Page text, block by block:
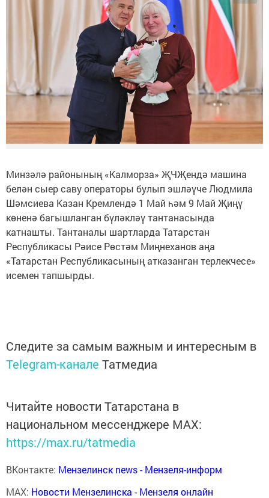
Минзәлә районының «Калморза» ҖЧҖендә машина
белән сыер саву операторы булып эшләүче Людмила
Шәмсиева Казан Кремлендә 1 Май һәм 9 Май Җиңү
көненә багышланган бүләкләү тантанасында
катнашты. Тантаналы шартларда Татарстан
Республикасы Рәисе Рөстәм Миңнеханов аңа
«Татарстан Республикасының атказанган терлекчесе»
исемен тапшырды.
Следите за самым важным и интересным в
Telegram-канале Татмедиа
Читайте новости Татарстана в
национальном мессенджере MАХ:
https://max.ru/tatmedia
ВКонтакте: Мензелинск news - Мензеля-информ
MAX: Новости Мензелинска - Мензеля онлайн